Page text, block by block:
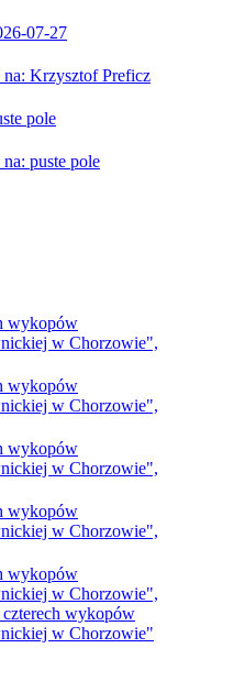
07-27
Krzysztof Preficz
pole
puste pole
wykopów
w Chorzowie",
wykopów
w Chorzowie",
wykopów
w Chorzowie",
wykopów
w Chorzowie",
wykopów
w Chorzowie",
czterech wykopów
w Chorzowie"